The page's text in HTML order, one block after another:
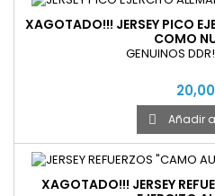
XAGOTADO!!! JERSEY PICO
COMO
GENUINOS
 Añadir
XAGOTADO!!! JERSEY